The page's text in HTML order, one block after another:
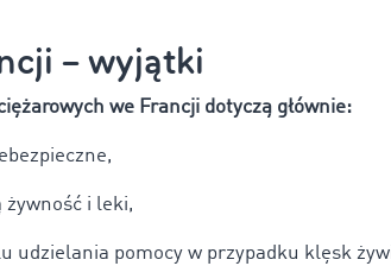
– wyjątki
we Francji dotyczą głównie:
i leki,
udzielania pomocy w przypadku klęsk